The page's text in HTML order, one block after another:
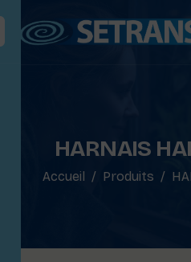
HARNAIS
Accueil Produits